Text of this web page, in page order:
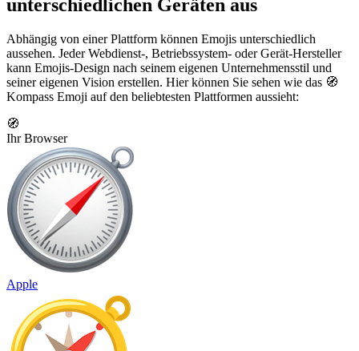
unterschiedlichen Geräten aus
Abhängig von einer Plattform können Emojis unterschiedlich
aussehen. Jeder Webdienst-, Betriebssystem- oder Gerät-Hersteller
kann Emojis-Design nach seinem eigenen Unternehmensstil und
seiner eigenen Vision erstellen. Hier können Sie sehen wie das 🧭
Kompass Emoji auf den beliebtesten Plattformen aussieht:
🧭
Ihr Browser
Apple